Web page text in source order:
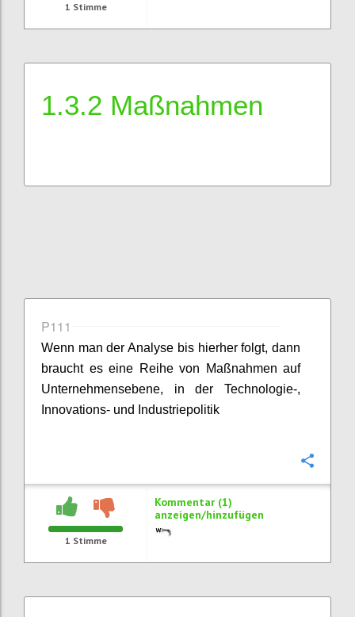
1 Stimme
1.3.2 Maßnahmen
P111
Wenn man der Analyse bis hierher folgt, dann
braucht es eine Reihe von Maßnahmen auf
Unternehmensebene, in der Technologie-,
Innovations- und Industriepolitik
1 Stimme
Kommentar (1)
anzeigen/hinzufügen